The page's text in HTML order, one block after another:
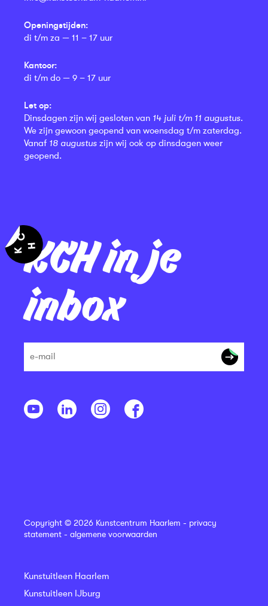
KCH in je
inbox
Openingstijden:
di t/m za — 11 – 17 uur
Kantoor:
di t/m do — 9 – 17 uur
Let op:
Dinsdagen zijn wij gesloten van 14 juli t/m 11 augustus.
We zijn gewoon geopend van woensdag t/m zaterdag.
Vanaf 18 augustus zijn wij ook op dinsdagen weer
geopend.
Copyright © 2026 Kunstcentrum Haarlem - privacy
statement - algemene voorwaarden
Kunstuitleen Haarlem
Kunstuitleen IJburg